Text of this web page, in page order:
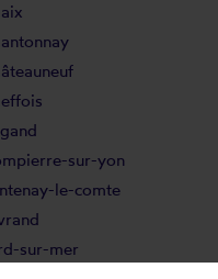
sur-yon
le-comte
sur-mer